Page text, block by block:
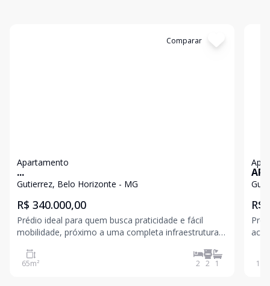
Comparar
Apartamento
...
Gutierrez, Belo Horizonte - MG
R$ 340.000,00
Prédio ideal para quem busca praticidade e fácil
mobilidade, próximo a uma completa infraestrutura
cerâmica, sala ampla, 02 quartos grandes, sendo 01
suíte, banheiro social, cozinha funcional e área de se
65m² 2 2 1
R$
115